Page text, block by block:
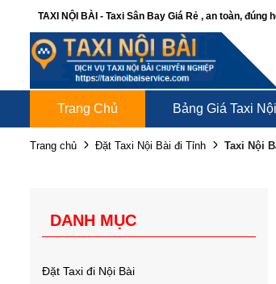
TAXI NỘI BÀI - Taxi Sân Bay Giá Rẻ , an toàn, đúng
Trang Chủ Bảng Giá Taxi
Trang chủ Đặt Taxi Nội Bài đi Tỉnh Taxi Nội
DANH MỤC
Đặt Taxi đi Nội Bài